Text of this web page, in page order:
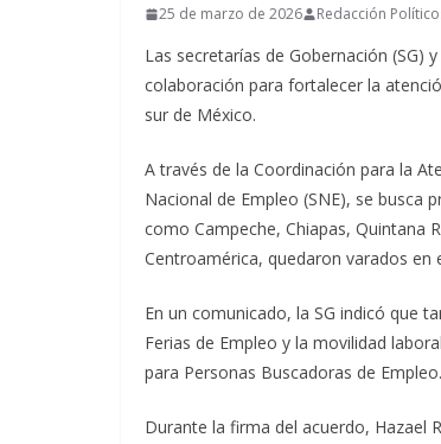
25 de marzo de 2026 Redacción
Las secretarías de Gobernación (SG)
colaboración para fortalecer la
sur de México.
A través de la Coordinación para la
Nacional de Empleo (SNE), se busca
como Campeche, Chiapas, Quintana
Centroamérica, quedaron varados
En un comunicado, la SG indicó que
Ferias de Empleo y la movilidad
para Personas Buscadoras de Empleo.
Durante la firma del acuerdo, Hazael